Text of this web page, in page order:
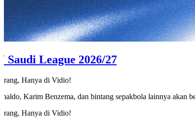
Saudi League 2026/27
Hanya di Vidio!
Karim Benzema, dan bintang sepakbola lainnya akan
Hanya di Vidio!